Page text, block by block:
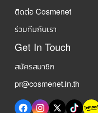
ติดต่อ Cosmenet
ร่วมทีมกับเรา
Get In Touch
สมัครสมาชิก
pr@cosmenet.in.th